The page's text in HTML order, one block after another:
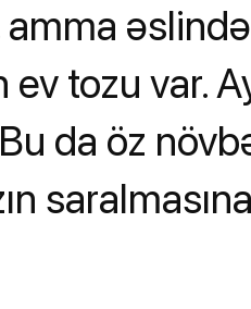
tozu var.
da öz